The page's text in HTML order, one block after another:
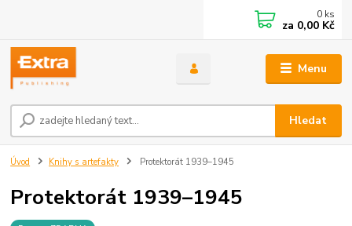
Menu
Hledat
0 ks
za 0,00 Kč
Úvod Knihy s artefakty Protektorát 1939–1945
Protektorát 1939–1945